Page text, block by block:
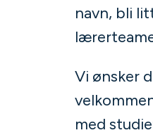
navn, bli
Vi ønsker
med